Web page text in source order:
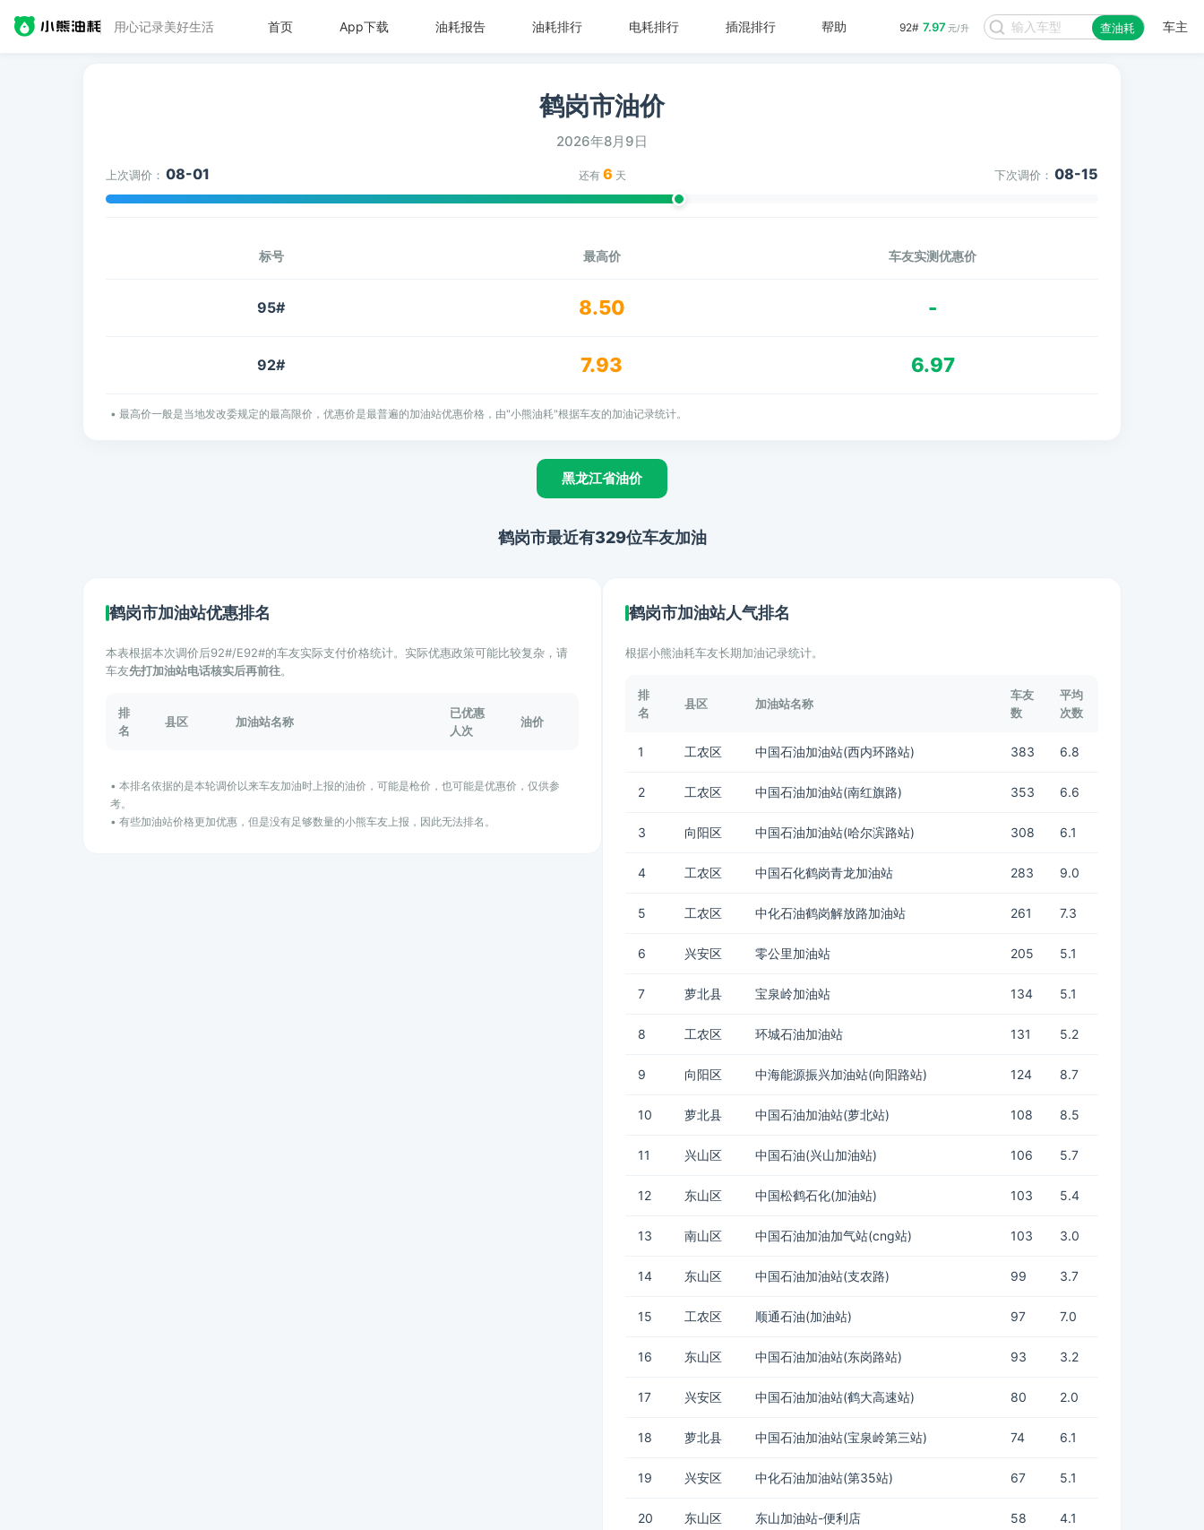
用心记录美好生活 92# 7.97 元/升 查油耗 车主
首页 App下载 油耗报告 油耗排行 电耗排行 插混排行 帮助
鹤岗市油价
2026年8月9日
上次调价： 08-01 还有 6 天 下次调价： 08-15
标号 最高价 车友实测优惠价
95# 8.50 -
92# 7.93 6.97
• 最高价一般是当地发改委规定的最高限价，优惠价是最普遍的加油站优惠价格，由"小熊油耗"根据车友的加油记录统计。
黑龙江省油价
鹤岗市最近有329位车友加油
鹤岗市加油站优惠排名
本表根据本次调价后92#/E92#的车友实际支付价格统计。实际优惠政策可能比较复杂，请
车友先打加油站电话核实后再前往。
排
名
县区 加油站名称
已优惠
人次
油价
• 本排名依据的是本轮调价以来车友加油时上报的油价，可能是枪价，也可能是优惠价，仅供参
考。
• 有些加油站价格更加优惠，但是没有足够数量的小熊车友上报，因此无法排名。
鹤岗市加油站人气排名
根据小熊油耗车友长期加油记录统计。
排
名
县区 加油站名称
车友
数
平均
次数
1 工农区 中国石油加油站(西内环路站) 383 6.8
2 工农区 中国石油加油站(南红旗路) 353 6.6
3 向阳区 中国石油加油站(哈尔滨路站) 308 6.1
4 工农区 中国石化鹤岗青龙加油站 283 9.0
5 工农区 中化石油鹤岗解放路加油站 261 7.3
6 兴安区 零公里加油站 205 5.1
7 萝北县 宝泉岭加油站 134 5.1
8 工农区 环城石油加油站 131 5.2
9 向阳区 中海能源振兴加油站(向阳路站) 124 8.7
10 萝北县 中国石油加油站(萝北站) 108 8.5
11 兴山区 中国石油(兴山加油站) 106 5.7
12 东山区 中国松鹤石化(加油站) 103 5.4
13 南山区 中国石油加油加气站(cng站) 103 3.0
14 东山区 中国石油加油站(支农路) 99 3.7
15 工农区 顺通石油(加油站) 97 7.0
16 东山区 中国石油加油站(东岗路站) 93 3.2
17 兴安区 中国石油加油站(鹤大高速站) 80 2.0
18 萝北县 中国石油加油站(宝泉岭第三站) 74 6.1
19 兴安区 中化石油加油站(第35站) 67 5.1
20 东山区 东山加油站-便利店 58 4.1